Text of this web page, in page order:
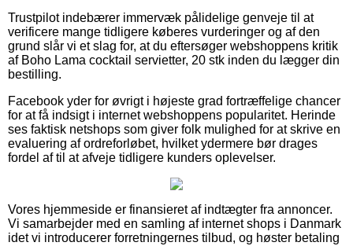
Trustpilot indebærer immervæk pålidelige genveje til at
verificere mange tidligere køberes vurderinger og af den
grund slår vi et slag for, at du eftersøger webshoppens kritik
af Boho Lama cocktail servietter, 20 stk inden du lægger din
bestilling.
Facebook yder for øvrigt i højeste grad fortræffelige chancer
for at få indsigt i internet webshoppens popularitet. Herinde
ses faktisk netshops som giver folk mulighed for at skrive en
evaluering af ordreforløbet, hvilket ydermere bør drages
fordel af til at afveje tidligere kunders oplevelser.
Vores hjemmeside er finansieret af indtægter fra annoncer.
Vi samarbejder med en samling af internet shops i Danmark
idet vi introducerer forretningernes tilbud, og høster betaling